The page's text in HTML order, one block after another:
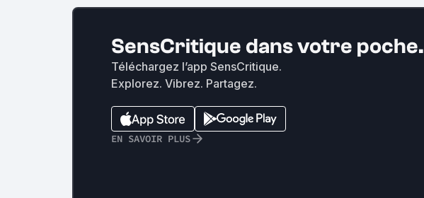
SensCritique dans votre poche.
Téléchargez l’app SensCritique.
Explorez. Vibrez. Partagez.
EN SAVOIR PLUS